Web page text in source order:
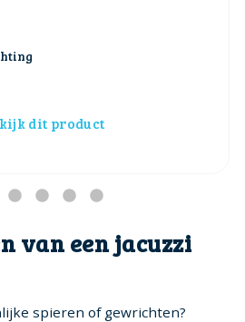
dit product
van een jacuzzi
spieren of gewrichten?